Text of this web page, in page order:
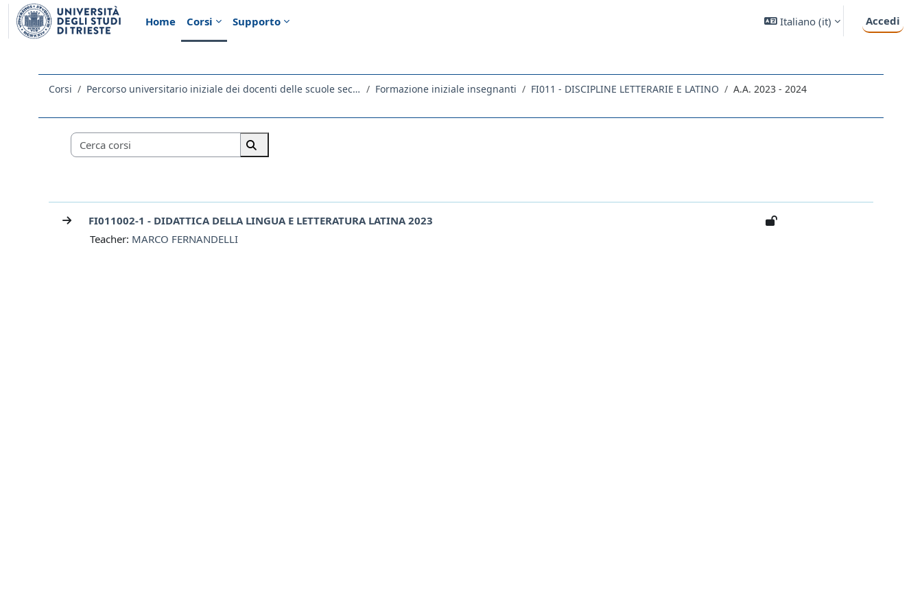
Vai al contenuto principale
Home
Corsi Supporto Italiano ‎(it)‎ Accedi
Corsi Percorso universitario iniziale dei docenti delle scuole secondarie di primo e secondo grado Formazione iniziale insegnanti FI011 - DISCIPLINE LETTERARIE E LATINO A.A. 2023 - 2024
Categorie di corso
Cerca corsi
Cerca corsi
FI011002-1 - DIDATTICA DELLA LINGUA E LETTERATURA LATINA 2023
Teacher: MARCO FERNANDELLI